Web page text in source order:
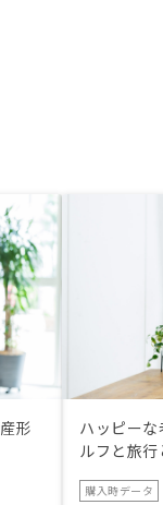
形
ハッピー
ルフと旅
購入時データ